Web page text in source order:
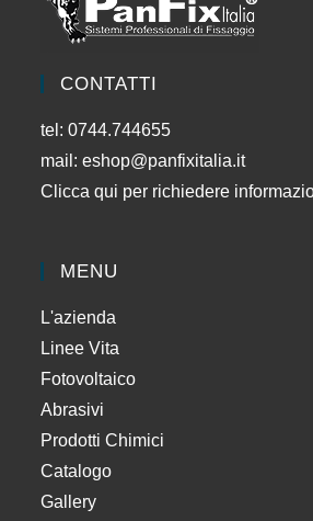
CONTATTI
tel: 0744.744655
mail:eshop@panfixitalia.it
Clicca qui per richiedere
MENU
L'azienda
Linee Vita
Fotovoltaico
Abrasivi
Prodotti Chimici
Catalogo
Gallery